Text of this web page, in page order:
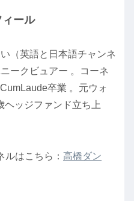
ール
（英語と日本語チャンネ
ークビュアー 。コーネ
卒業 。元ウォ
ヘッジファンド立ち上
ルはこちら： 高橋ダン